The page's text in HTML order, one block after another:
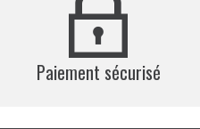
Paiement sécurisé